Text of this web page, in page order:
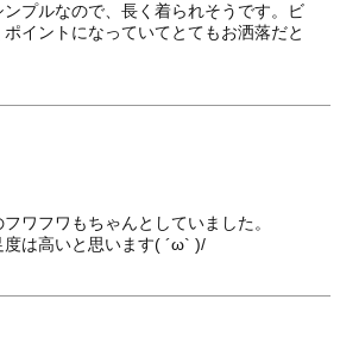
プルなので、長く着られそうです。ビ
イントになっていてとてもお洒落だと
ワフワもちゃんとしていました。
は高いと思います( ´ω` )/